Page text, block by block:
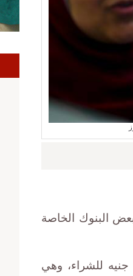
البنوك الخاصة
وسجل سعر الدولار في البنك الأهلي 18.25 جنيه للبيع و18.20 جنيه للشراء، وهي